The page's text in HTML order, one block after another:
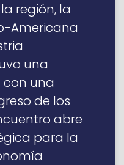
región, la
Americana
una
con una
de los
abre
para la